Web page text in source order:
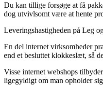
Du kan tillige forsøge at få
dog utvivlsomt være at hente
Leveringshastigheden på Leg
En del internet virksomheder
end et besluttet klokkeslæt, så
Visse internet webshops
ligegyldigt om man opholder